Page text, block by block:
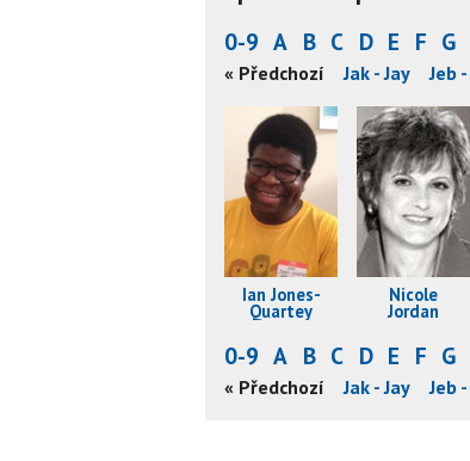
0-9 A B C D E F G
« Předchozí Jak - Jay Jeb
Ian Jones-
Quartey
Nicole
Jordan
0-9 A B C D E F G
« Předchozí Jak - Jay Jeb